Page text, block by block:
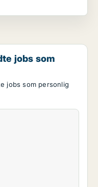
jobs som
jobs som personlig